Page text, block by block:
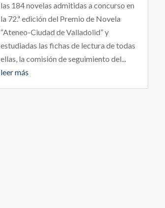
las 184 novelas admitidas a concurso en
la 72.ª edición del Premio de Novela
“Ateneo-Ciudad de Valladolid” y
estudiadas las fichas de lectura de todas
ellas, la comisión de seguimiento del...
leer más